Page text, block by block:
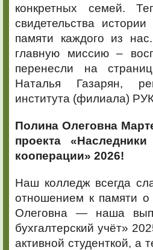
конкретных семей.
свидетельства
памяти каждого из
главную миссию –
перенесли на
Наталья Газарян,
института (филиала)
Полина Олеговна
проекта
кооперации» 2026!
Наш колледж всегда
отношением к памяти
Олеговна — наша
бухгалтерский учёт»
активной студенткой, а